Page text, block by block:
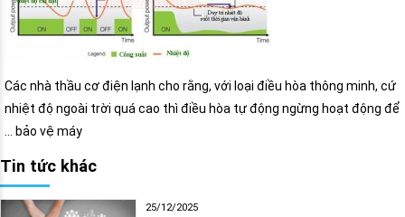
Các nhà thầu cơ điện lạnh cho rằng, với loại điều hòa thông minh, cứ
nhiệt độ ngoài trời quá cao thì điều hòa tự động ngừng hoạt động để
… bảo vệ máy
Tin tức khác
25/12/2025